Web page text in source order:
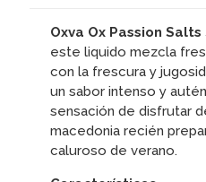
Oxva Ox Passion
este liquido mezcla
con la frescura y
un sabor intenso y
sensación de disfrutar
macedonia recién
caluroso de verano.